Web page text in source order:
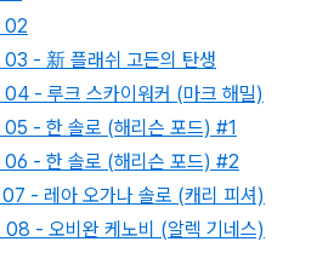
02
03 - 新 플래쉬 고든의 탄생
- 루크 스카이워커 (마크 해밀)
05 - 한 솔로 (해리슨 포드) #1
06 - 한 솔로 (해리슨 포드) #2
- 레아 오가나 솔로 (캐리 피셔)
08 - 오비완 케노비 (알렉 기네스)